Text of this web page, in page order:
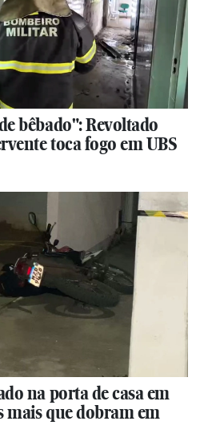
bêbado": Revoltado
toca fogo em UBS
na porta de casa em
que dobram em